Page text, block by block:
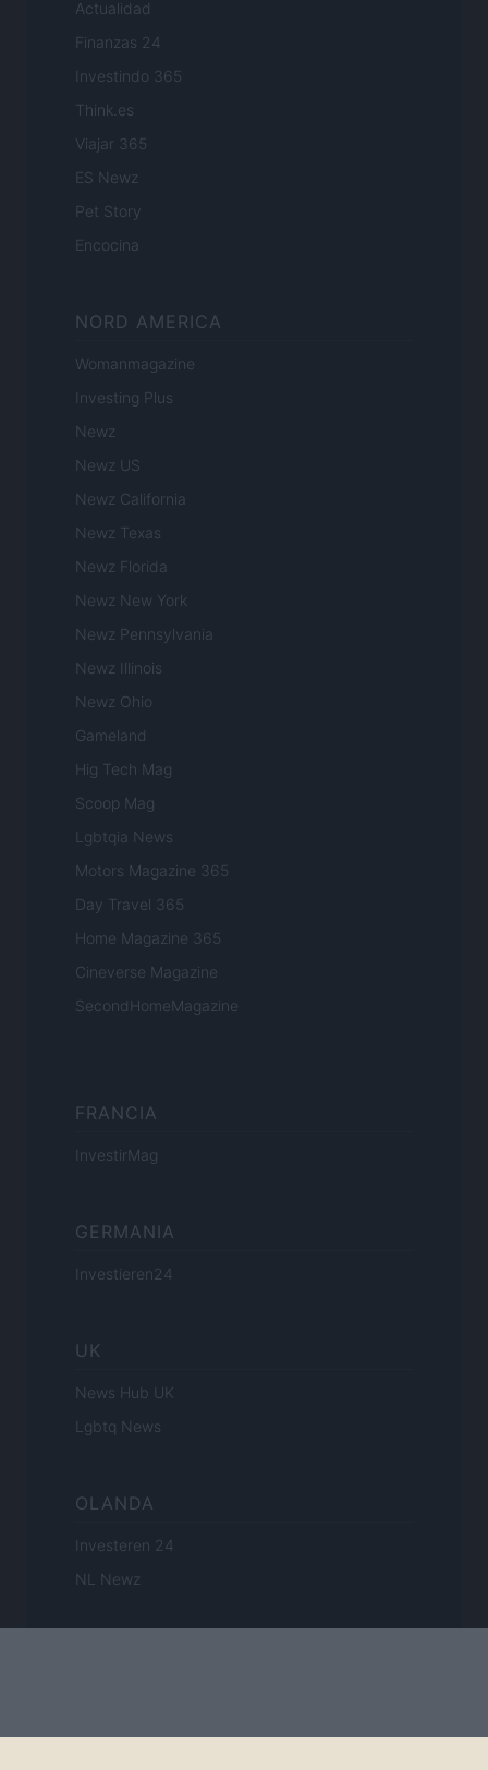
Actualidad
Finanzas 24
Investindo 365
Think.es
Viajar 365
ES Newz
Pet Story
Encocina
NORD AMERICA
Womanmagazine
Investing Plus
Newz
Newz US
Newz California
Newz Texas
Newz Florida
Newz New York
Newz Pennsylvania
Newz Illinois
Newz Ohio
Gameland
Hig Tech Mag
Scoop Mag
Lgbtqia News
Motors Magazine 365
Day Travel 365
Home Magazine 365
Cineverse Magazine
SecondHomeMagazine
FRANCIA
InvestirMag
GERMANIA
Investieren24
UK
News Hub UK
Lgbtq News
OLANDA
Investeren 24
NL Newz